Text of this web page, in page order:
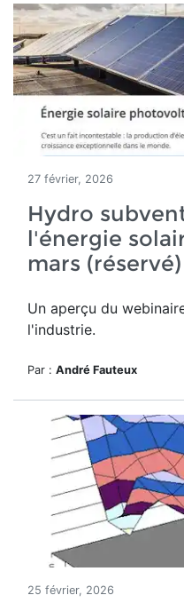
27 février, 2026
Hydro
l'énergie
mars (réservé)
Un aperçu du
l'industrie.
Par : André Fauteux
25 février, 2026